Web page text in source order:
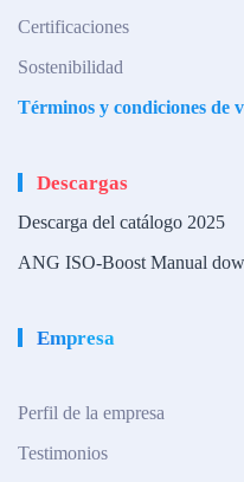
Certificaciones
Sostenibilidad
Términos y condiciones de
Descargas
Descarga del catálogo 2025
ANG ISO-Boost Manual
Empresa
Perfil de la empresa
Testimonios